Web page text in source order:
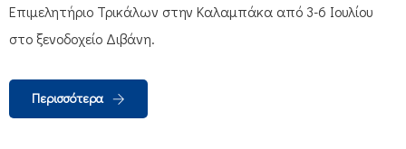
Επιμελητήριο Τρικάλων στην Καλαμπάκα από 3-6 Ιουλίου
στο ξενοδοχείο Διβάνη.
Περισσότερα